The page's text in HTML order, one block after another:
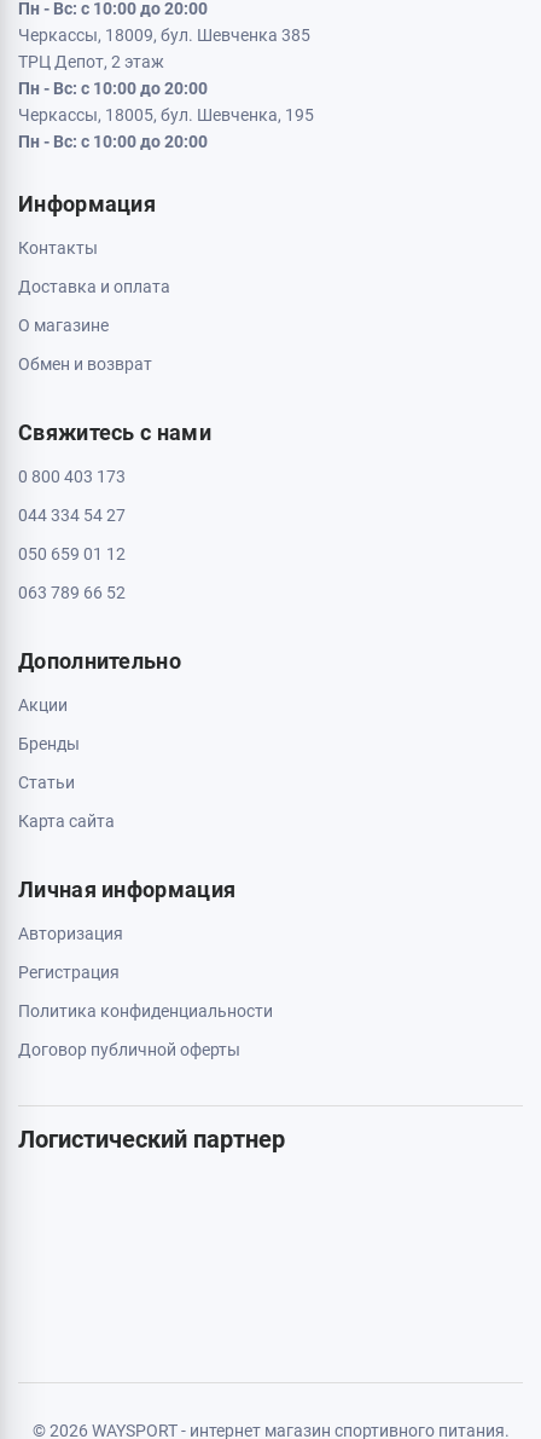
Кременчуг, 39600, ул. Соборная 9/16
Пн - Вс: с 10:00 до 20:00
Кривой Рог, 50000, проспект Металлургов 33
Кропивницкий, 25006, ул. Большая Перспективная 48
Полтава, 36000, ул. Небесной Сотни 2
Пн - Вс: с 10:00 до 20:00
ТРЦ Депот, 2 этаж
Черкассы, 18005, бул. Шевченка, 195
Информация
Контакты
Доставка и оплата
Обмен и возврат
Свяжитесь с нами
0 800 403 173
044 334 54 27
063 789 66 52
Дополнительно
Акции
Бренды
Карта сайта